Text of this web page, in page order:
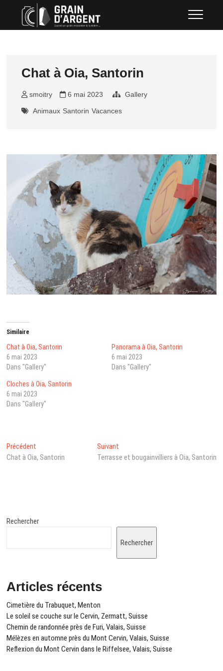
content
QUAND UN GRAIN RENCONTRE LA
Chat à Oia, Santorin
smoitry 6 mai 2023 Gallery
Animaux Santorin Vacances
Similaire
Chat à Oia, Santorin
6 mai 2023
Dans "Gallery"
Panorama à Oia, Santorin
6 mai 2023
Dans "Gallery"
Cloches à Oia, Santorin
6 mai 2023
Dans "Gallery"
Navigation
de
Précédent
précédent
Chat à Oia, Santorin
SuivantNext
post:
Terrasse et bougainvilliers à Oia, Santorin
Rechercher
Rechercher
Articles récents
Cimetière du Trabuquet, Menton
Le soleil se couche sur le Cervin, Zermatt, Suisse
Chemin de randonnée près de Furi, Valais, Suisse
Mélèzes en automne près du Mont Cervin, Valais, Suisse
Reflexion du Mont Cervin dans le Riffelsee, Valais, Suisse